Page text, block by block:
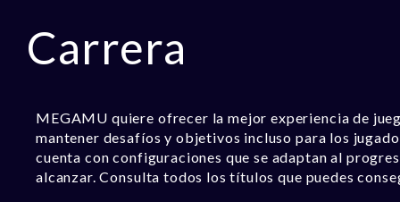
Carrera
MEGAMU quiere ofrecer la mejor experiencia de
mantener desafíos y objetivos incluso para los
cuenta con configuraciones que se adaptan al
alcanzar. Consulta todos los títulos que puedes